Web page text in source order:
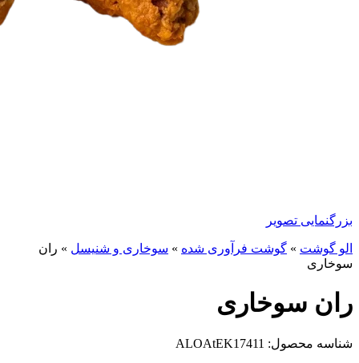
بزرگنمایی تصویر
الو گوشت » گوشت فرآوری شده » سوخاری و شنیسل » ران
سوخاری
ران سوخاری
شناسه محصول: ALOAtEK17411